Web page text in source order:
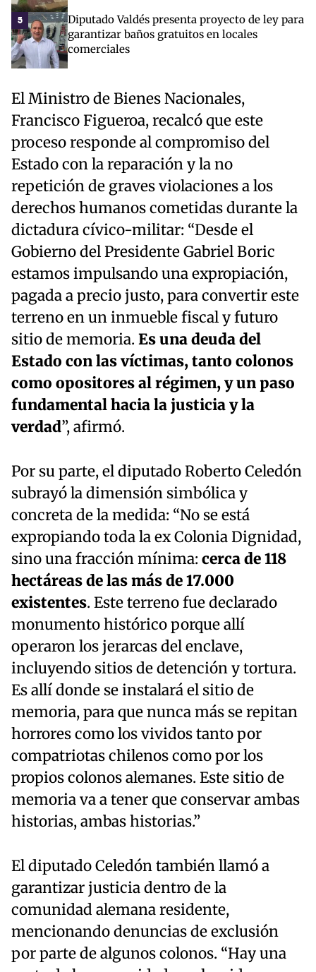
5
Diputado Valdés presenta proyecto de ley para
garantizar baños gratuitos en locales
comerciales
El Ministro de Bienes Nacionales,
Francisco Figueroa, recalcó que este
proceso responde al compromiso del
Estado con la reparación y la no
repetición de graves violaciones a los
derechos humanos cometidas durante la
dictadura cívico-militar: “Desde el
Gobierno del Presidente Gabriel Boric
estamos impulsando una expropiación,
pagada a precio justo, para convertir este
terreno en un inmueble fiscal y futuro
sitio de memoria. Es una deuda del
Estado con las víctimas, tanto colonos
como opositores al régimen, y un paso
fundamental hacia la justicia y la
verdad”, afirmó.
Por su parte, el diputado Roberto Celedón
subrayó la dimensión simbólica y
concreta de la medida: “No se está
expropiando toda la ex Colonia Dignidad,
sino una fracción mínima: cerca de 118
hectáreas de las más de 17.000
existentes. Este terreno fue declarado
monumento histórico porque allí
operaron los jerarcas del enclave,
incluyendo sitios de detención y tortura.
Es allí donde se instalará el sitio de
memoria, para que nunca más se repitan
horrores como los vividos tanto por
compatriotas chilenos como por los
propios colonos alemanes. Este sitio de
memoria va a tener que conservar ambas
historias, ambas historias.”
El diputado Celedón también llamó a
garantizar justicia dentro de la
comunidad alemana residente,
mencionando denuncias de exclusión
por parte de algunos colonos. “Hay una